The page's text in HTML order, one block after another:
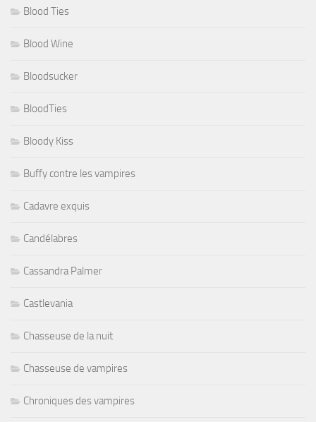
Blood Ties
Blood Wine
Bloodsucker
BloodTies
Bloody Kiss
Buffy contre les vampires
Cadavre exquis
Candélabres
Cassandra Palmer
Castlevania
Chasseuse de la nuit
Chasseuse de vampires
Chroniques des vampires